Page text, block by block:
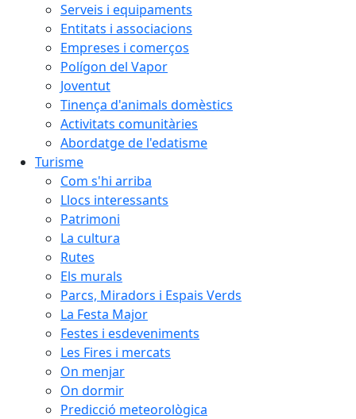
Serveis i equipaments
Entitats i associacions
Empreses i comerços
Polígon del Vapor
Joventut
Tinença d'animals domèstics
Activitats comunitàries
Abordatge de l'edatisme
Turisme
Com s'hi arriba
Llocs interessants
Patrimoni
La cultura
Rutes
Els murals
Parcs, Miradors i Espais Verds
La Festa Major
Festes i esdeveniments
Les Fires i mercats
On menjar
On dormir
Predicció meteorològica